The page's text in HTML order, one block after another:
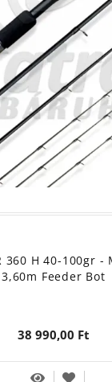
360 H 40-100gr -
3,60m Feeder Bot
38 990,00 Ft